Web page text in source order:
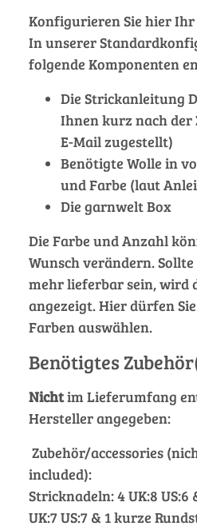
Konfigurieren Sie hier
In unserer
folgende Komponenten
Die Strickanleitung
Ihnen kurz nach der
E-Mail zugestellt)
Benötigte Wolle in
und Farbe (laut
Die garnwelt Box
Die Farbe und Anzahl
Wunsch verändern.
mehr lieferbar sein, wird
angezeigt. Hier dürfen
Farben auswählen.
Benötigtes
Nichtim Lieferumfang
Hersteller angegeben:
Zubehör/accessories
included):
Stricknadeln: 4 UK:8 US:6
UK:7 US:7 & 1 kurze